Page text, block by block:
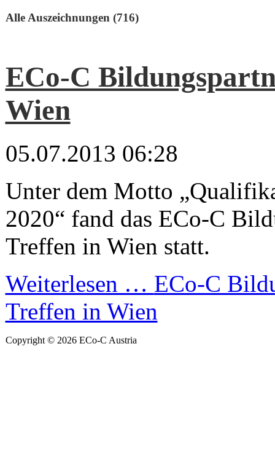
Alle Auszeichnungen (716)
ECo-C
Wien
05.07.2013 06:28
Unter dem Motto
2020“ fand das ECo-C
Treffen in Wien statt.
Weiterlesen … ECo-C
Treffen in Wien
Copyright © 2026 ECo-C Austria